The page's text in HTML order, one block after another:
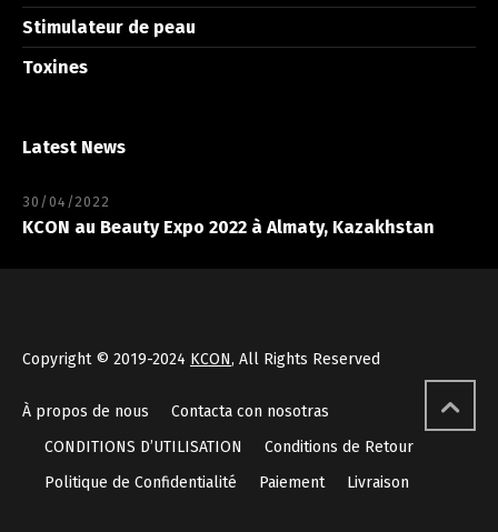
Stimulateur de peau
Toxines
Latest News
30/04/2022
KCON au Beauty Expo 2022 à Almaty, Kazakhstan
Copyright © 2019-2024 KCON, All Rights Reserved
À propos de nous
Contacta con nosotras
CONDITIONS D’UTILISATION
Conditions de Retour
Politique de Confidentialité
Paiement Livraison